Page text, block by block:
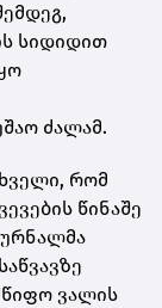
სიდიდით
ძალამ.
რომ
წინაშე
ვალის